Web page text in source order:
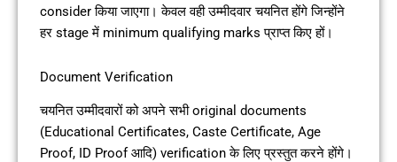
consider किया जाएगा। केवल वही उम्मीदवार चयनित होंगे जिन्होंने
हर stage में minimum qualifying marks प्राप्त किए हों।
Document Verification
चयनित उम्मीदवारों को अपने सभी original documents
(Educational Certificates, Caste Certificate, Age
Proof, ID Proof आदि) verification के लिए प्रस्तुत करने होंगे।